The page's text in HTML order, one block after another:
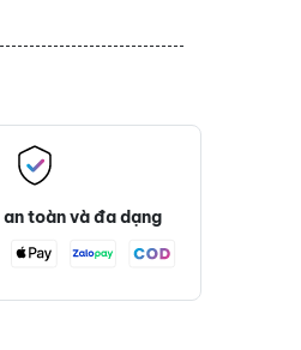
an toàn và đa dạng